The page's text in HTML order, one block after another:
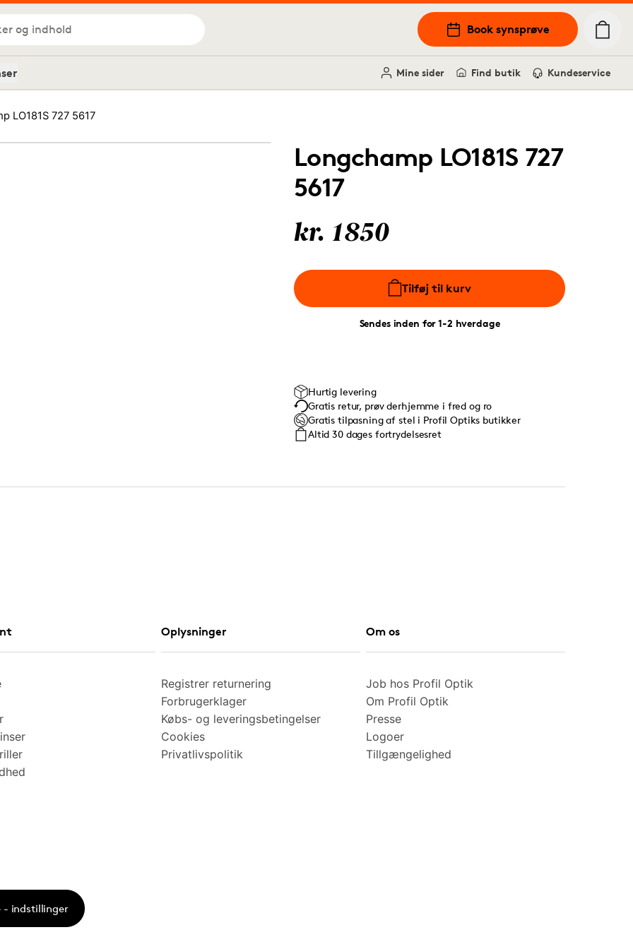
og indhold Book synsprøve
Mine sider Find butik Kundeservice
LO181S 727 5617
Longchamp LO181S 727
5617
kr. 1850
Tilføj til kurv
Sendes inden for 1-2 hverdage
Hurtig levering
Gratis retur, prøv derhjemme i fred og ro
Gratis tilpasning af stel i Profil Optiks butikker
Altid 30 dages fortrydelsesret
Oplysninger
Registrer returnering
Forbrugerklager
Købs- og leveringsbetingelser
Cookies
Privatlivspolitik
Om os
Job hos Profil Optik
Om Profil Optik
Presse
Logoer
Tillgængelighed
- indstillinger